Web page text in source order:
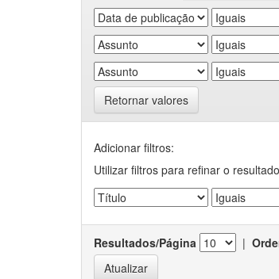
Retornar valores
Adicionar filtros:
Utilizar filtros para refinar o
Resultados/Página |